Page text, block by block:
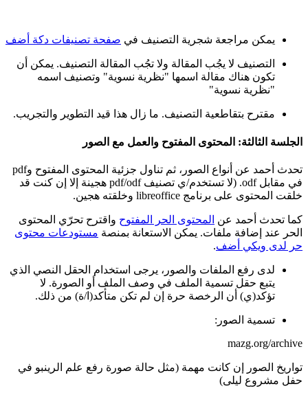
يمكن مراجعة شجرية التصنيف في صفحة تصنيفات دكة أضف
التصنيف لا يجُب المقالة ولا تجُب المقالة التصنيف. يمكن أن
تكون هناك مقالة اسمها "نظرية نسوية" وتصنيف اسمه
"نظرية نسوية"
مقترح بتقاطعية التصنيف. ما زال هذا قيد التطوير والتجريب.
الجلسة الثالثة: المحتوى المفتوح والعمل مع الصور
تحدث أحمد عن أنواع الصور، ثم تناول جزئية المحتوى المفتوح وpdf
في مقابل odf. (لا تستخدم/ي تصنيف pdf/odf هجينة إلا إن كنت قد
خلقت المحتوى على برنامج libreoffice وخلقته هجين.
كما تحدث أحمد عن المحتوى الحر المفتوح واقترح تحرّي المحتوى
الحر عند إضافة ملفات. يمكن الاستعانة بمنصة مستودعات محتوى
حر لدى ويكي أضف.
لدى رفع الملفات والصور، يرجى استخدام الحقل النصي الذي
يتبع حقل تسمية الملف في وصف الملف أو الصورة. لا
تؤكد(ي) أن الرخصة حرة إن لم تكن متأكد(ا/ة) من ذلك.
تسمية الصور:
mazg.org/archive
تواريخ الصور إن كانت مهمة (مثل حالة صورة رفع علم الرينبو في
حفل مشروع ليلى)